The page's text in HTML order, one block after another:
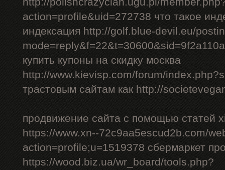
action=profile&uid=272738 что такое
индексация http://golf.blue-devil.eu/
купить купоны на скидку москва
http://www.kievisp.com/forum/
трастовым сайтам как http://
продвижение сайта с помощью статей
https://www.xn--72c9aa5escud2b.com/
action=profile;u=1519378 сбермаркет
https://wood.biz.ua/wr_board/tools.php?